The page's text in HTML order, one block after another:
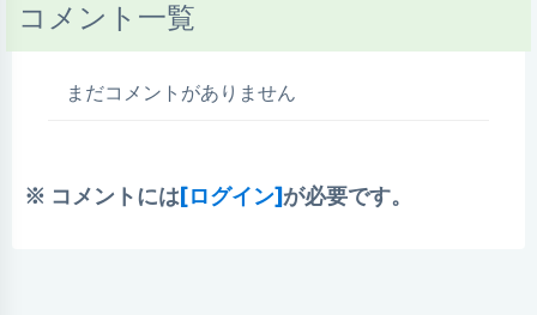
コメント一覧
まだコメントがありません
※ コメントには[ログイン] が必要です。